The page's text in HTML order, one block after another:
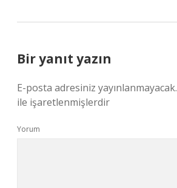
Bir yanıt yazın
E-posta adresiniz yayınlanmayacak.
ile işaretlenmişlerdir
Yorum